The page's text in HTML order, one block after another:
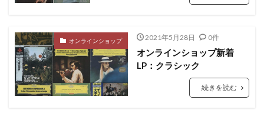
オンラインショップ 2021年5月28日 0件
オンラインショップ新着
LP：クラシック
続きを読む